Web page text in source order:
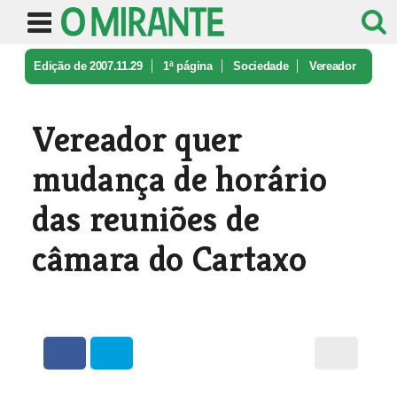
Edição de 2007.11.29 1ª página Sociedade Vereador
Vereador quer
mudança de horário
das reuniões de
câmara do Cartaxo